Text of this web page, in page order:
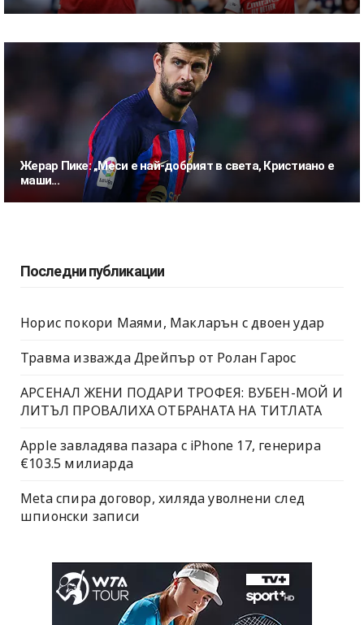
Жерар Пике: „Меси е най-добрият в света, Кристиано е
маши...
Последни публикации
Норис покори Маями, Макларън с двоен удар
Травма изважда Дрейпър от Ролан Гарос
АРСЕНАЛ ЖЕНИ ПОДАРИ ТРОФЕЯ: ВУБЕН-МОЙ И
ЛИТЪЛ ПРОВАЛИХА ОТБРАНАТА НА ТИТЛАТА
Apple завладява пазара с iPhone 17, генерира
€103.5 милиарда
Meta спира договор, хиляда уволнени след
шпионски записи